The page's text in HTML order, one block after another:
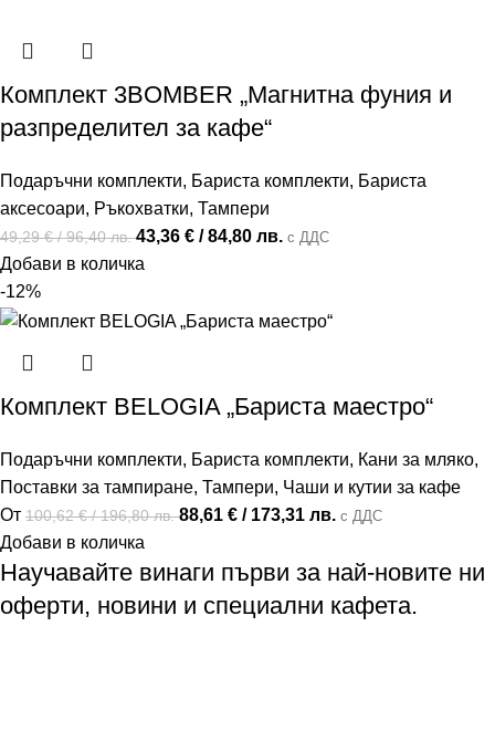
Комплект 3BOMBER „Магнитна фуния и
разпределител за кафе“
Подаръчни комплекти, Бариста комплекти, Бариста
аксесоари, Ръкохватки, Тампери
49,29€/ 96,40 лв.43,36 € / 84,80 лв. с ДДС
Добави в количка
-12%
Комплект BELOGIA „Бариста маестро“
Подаръчни комплекти, Бариста комплекти, Кани за мляко,
Поставки за тампиране, Тампери, Чаши и кутии за кафе
От 100,62€/ 196,80 лв.88,61 € / 173,31 лв. с ДДС
Добави в количка
Научавайте винаги първи за най-новите ни
оферти, новини и специални кафета.